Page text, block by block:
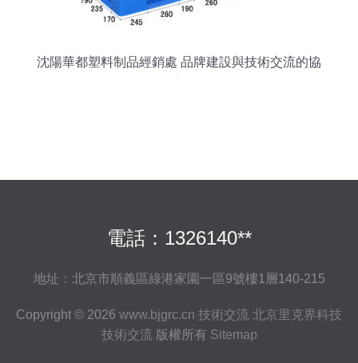
沈陽華都塑料制品經銷處 品牌建設與技術交流的協
電話：1326140**
地址：北京市順義區綠港家園一區9號樓1層140-215
Copyright © 2026 www.bjgrc.cn 技術交流 北京里克界科技
技術交流版權所有 Sitemap